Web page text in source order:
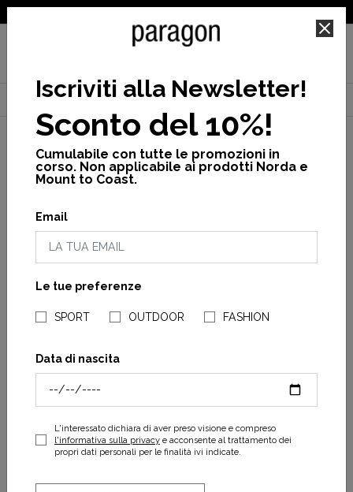
NEGOZI PARAGONSHOP
Home Kid Giacche Bambina Giacca girl ariel
Iscriviti alla Newsletter!
Sconto del 10%!
Cumulabile con tutte le promozioni in
corso. Non applicabile ai prodotti Norda e
Mount to Coast.
Email
Le tue preferenze
SPORT OUTDOOR FASHION
Data di nascita
L'interessato dichiara di aver preso visione e compreso
l'informativa sulla privacye acconsente al trattamento dei
propri dati personali per le finalità ivi indicate.